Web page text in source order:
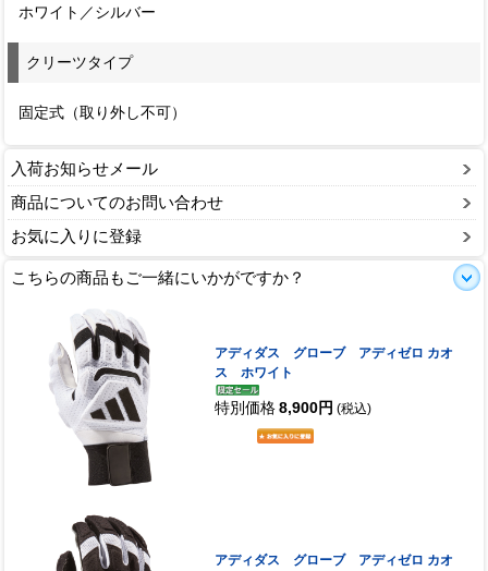
ホワイト／シルバー
クリーツタイプ
固定式（取り外し不可）
入荷お知らせメール
商品についてのお問い合わせ
お気に入りに登録
こちらの商品もご一緒にいかがですか？
アディダス グローブ アディゼロ カオ
ス ホワイト
特別価格 8,900円 (税込)
アディダス グローブ アディゼロ カオ